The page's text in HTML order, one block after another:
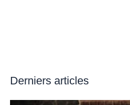
Derniers articles